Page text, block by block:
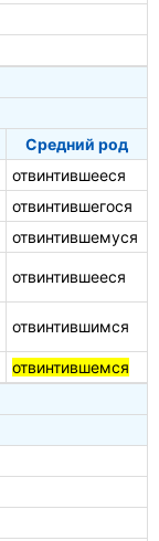
Средний род
отвинтившееся
отвинтившегося
отвинтившемуся
отвинтившееся
отвинтившимся
отвинтившемся